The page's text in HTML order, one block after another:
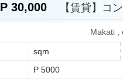
P 30,000 【賃貸】コ
Makati ,
sqm
P 5000